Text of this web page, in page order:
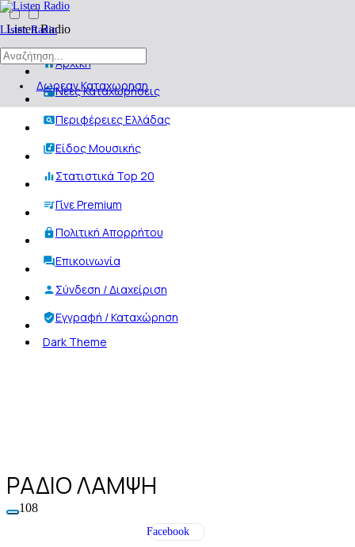
Listen Radio
Δωρεαν Καταχωρηση
Listen Radio
Αρχική
Νέες Καταχωρήσεις
Περιφέρειες Ελλάδας
Είδος Μουσικής
Στατιστικά Top 20
Γίνε Premium
Πολιτική Απορρήτου
Επικοινωνία
Σύνδεση / Διαχείριση
Εγγραφή / Καταχώρηση
Dark Theme
ΡΑΔΙΟ ΛΑΜΨΗ
108
Facebook